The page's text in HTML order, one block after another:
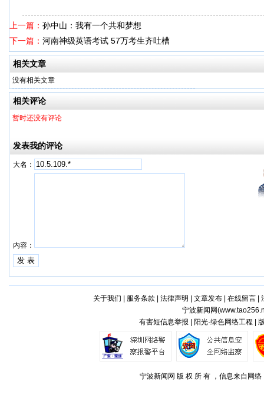
上一篇： 孙中山：我有一个共和梦想
下一篇： 河南神级英语考试 57万考生齐吐槽
相关文章
没有相关文章
相关评论
暂时还没有评论
发表我的评论
大名：
内容：
关于我们 服务条款 法律声明 文章发布| 在线留言|
宁波新闻网(
有害短信息举报 | 阳光·绿色网络工程 |
宁波新闻网 版 权 所 有 ，信息来自网